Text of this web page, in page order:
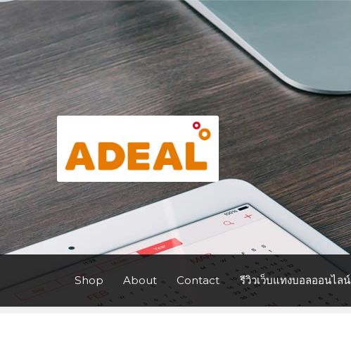
navigation
content
Shop About Contact รีวิวเว็บแทงบอลออนไลน์